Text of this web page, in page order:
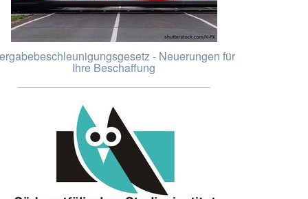
- Neuerungen für
Ihre Beschaffung